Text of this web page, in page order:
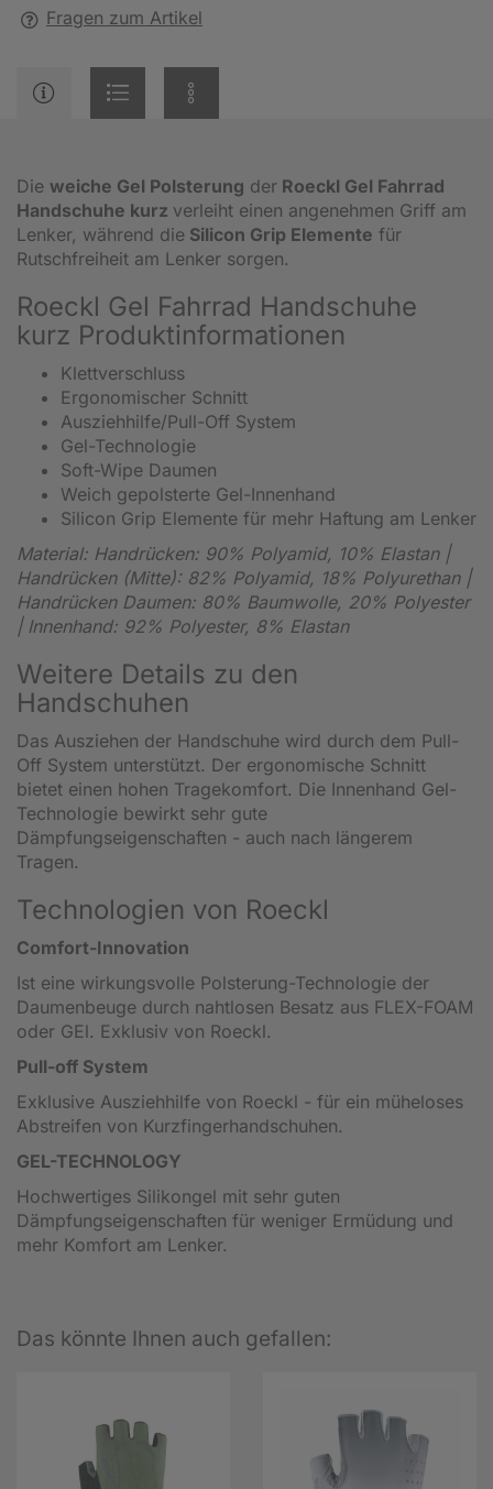
Fragen zum Artikel
Die weiche Gel Polsterung der Roeckl Gel Fahrrad
Handschuhe kurz verleiht einen angenehmen Griff am
Lenker, während die Silicon Grip Elemente für
Rutschfreiheit am Lenker sorgen.
Roeckl Gel Fahrrad Handschuhe
kurz Produktinformationen
Klettverschluss
Ergonomischer Schnitt
Ausziehhilfe/Pull-Off System
Gel-Technologie
Soft-Wipe Daumen
Weich gepolsterte Gel-Innenhand
Silicon Grip Elemente für mehr Haftung am Lenker
Material: Handrücken: 90% Polyamid, 10% Elastan |
Handrücken (Mitte): 82% Polyamid, 18% Polyurethan |
Handrücken Daumen: 80% Baumwolle, 20% Polyester
| Innenhand: 92% Polyester, 8% Elastan
Weitere Details zu den
Handschuhen
Das Ausziehen der Handschuhe wird durch dem Pull-
Off System unterstützt. Der ergonomische Schnitt
bietet einen hohen Tragekomfort. Die Innenhand Gel-
Technologie bewirkt sehr gute
Dämpfungseigenschaften - auch nach längerem
Tragen.
Technologien von Roeckl
Comfort-Innovation
Ist eine wirkungsvolle Polsterung-Technologie der
Daumenbeuge durch nahtlosen Besatz aus FLEX-FOAM
oder GEl. Exklusiv von Roeckl.
Pull-off System
Exklusive Ausziehhilfe von Roeckl - für ein müheloses
Abstreifen von Kurzfingerhandschuhen.
GEL-TECHNOLOGY
Hochwertiges Silikongel mit sehr guten
Dämpfungseigenschaften für weniger Ermüdung und
mehr Komfort am Lenker.
Das könnte Ihnen auch gefallen: